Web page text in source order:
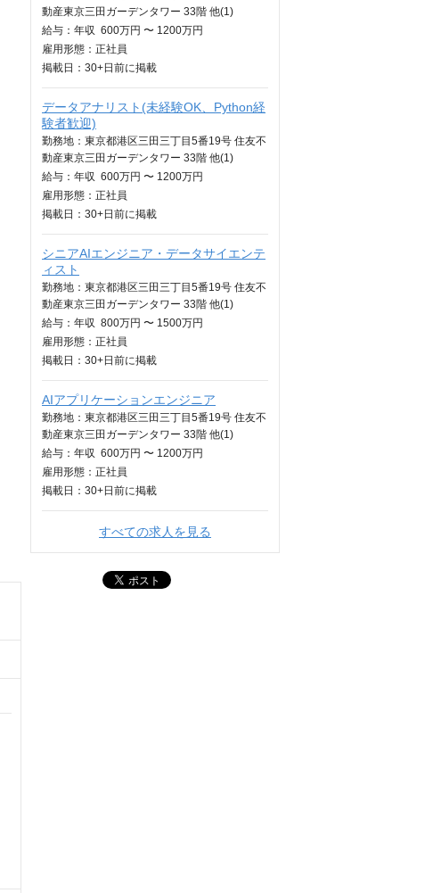
動産東京三田ガーデンタワー 33階 他(1)
給与： 年収 600万円 〜 1200万円
雇用形態：正社員
掲載日： 30+日 前に掲載
データアナリスト(未経験OK、Python経
験者歓迎)
勤務地：東京都港区三田三丁目5番19号 住友不
動産東京三田ガーデンタワー 33階 他(1)
給与： 年収 600万円 〜 1200万円
雇用形態：正社員
掲載日： 30+日 前に掲載
シニアAIエンジニア・データサイエンテ
ィスト
勤務地：東京都港区三田三丁目5番19号 住友不
動産東京三田ガーデンタワー 33階 他(1)
給与： 年収 800万円 〜 1500万円
雇用形態：正社員
掲載日： 30+日 前に掲載
AIアプリケーションエンジニア
勤務地：東京都港区三田三丁目5番19号 住友不
動産東京三田ガーデンタワー 33階 他(1)
給与： 年収 600万円 〜 1200万円
雇用形態：正社員
掲載日： 30+日 前に掲載
すべての求人を見る